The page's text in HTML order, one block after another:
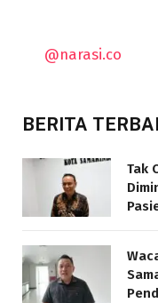
@narasi.co
BERITA
Tak